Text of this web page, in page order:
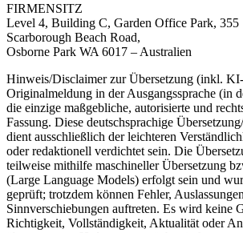
FIRMENSITZ
Level 4, Building C, Garden Office Park, 355
Scarborough Beach Road,
Osborne Park WA 6017 – Australien
Hinweis/Disclaimer zur Übersetzung (inkl.
Originalmeldung in der Ausgangssprache (in
die einzige maßgebliche, autorisierte und
Fassung. Diese deutschsprachige
dient ausschließlich der leichteren
oder redaktionell verdichtet sein. Die
teilweise mithilfe maschineller Übersetzung
(Large Language Models) erfolgt sein und
geprüft; trotzdem können Fehler,
Sinnverschiebungen auftreten. Es wird keine
Richtigkeit, Vollständigkeit, Aktualität oder